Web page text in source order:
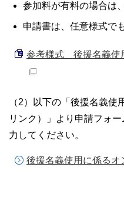
参加料が有料の場合は
申請書は、任意様式で
参考様式 後援名義使
（2）以下の「後援名義
リンク）」より申請フォ
力してください。
後援名義使用に係るオ